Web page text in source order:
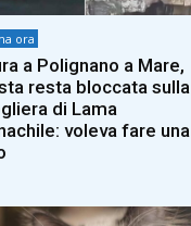
ora
a Polignano a Mare,
resta bloccata sulla
di Lama
voleva fare una